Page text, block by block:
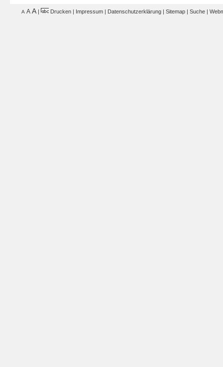
A A A Drucken Impressum Datenschutzerklärung Sitemap Suche